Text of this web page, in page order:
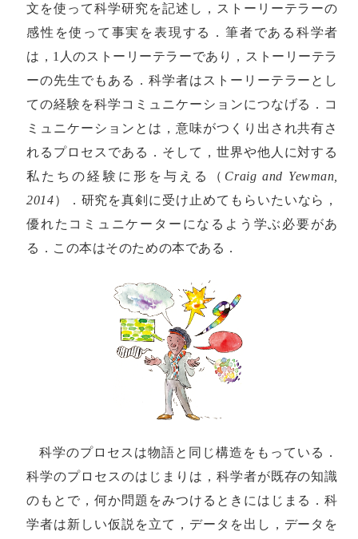
文を使って科学研究を記述し，ストーリーテラーの
感性を使って事実を表現する．筆者である科学者
は，1人のストーリーテラーであり，ストーリーテラ
ーの先生でもある．科学者はストーリーテラーとし
ての経験を科学コミュニケーションにつなげる．コ
ミュニケーションとは，意味がつくり出され共有さ
れるプロセスである．そして，世界や他人に対する
私たちの経験に形を与える（ Craig and Yewman,
2014）．研究を真剣に受け止めてもらいたいなら，
優れたコミュニケーターになるよう学ぶ必要があ
る．この本はそのための本である．
科学のプロセスは物語と同じ構造をもっている．
科学のプロセスのはじまりは，科学者が既存の知識
のもとで，何か問題をみつけるときにはじまる．科
学者は新しい仮説を立て，データを出し，データを